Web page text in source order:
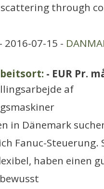
scattering through
- 2016-07-15 -
- EUR Pr.
af
in Dänemark
Fanuc-Steuerung.
haben einen